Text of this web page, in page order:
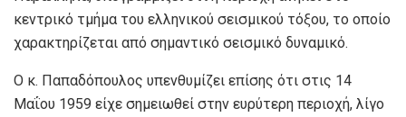
κεντρικό τμήμα του ελληνικού σεισμικού τόξου, το οποίο
χαρακτηρίζεται από σημαντικό σεισμικό δυναμικό.
Ο κ. Παπαδόπουλος υπενθυμίζει επίσης ότι στις 14
Μαΐου 1959 είχε σημειωθεί στην ευρύτερη περιοχή, λίγο